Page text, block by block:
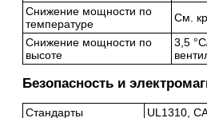
Снижение мощности по
температуре
См.
Снижение мощности по
высоте
3,5
Безопасность и
Стандарты UL1310,